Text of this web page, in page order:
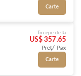
Carte
Începe de la
US$ 357.65
Preț/ Pax
Carte